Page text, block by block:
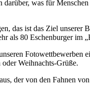
was für
das ist das Ziel unserer
als 80 Eschenburger
Weihnachts-Grüße.
der von den Fahnen